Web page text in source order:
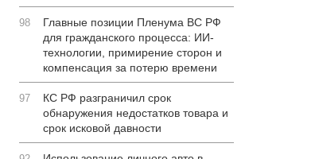
98
Главные позиции Пленума ВС РФ
для гражданского процесса: ИИ-
технологии, примирение сторон и
компенсация за потерю времени
97
КС РФ разграничил срок
обнаружения недостатков товара и
срок исковой давности